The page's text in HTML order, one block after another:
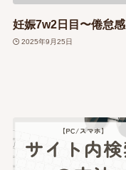
妊娠7w2日目〜倦怠感
2025年9月25日